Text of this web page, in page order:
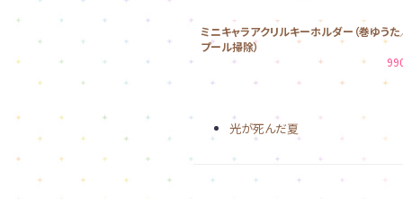
ミニキャラアクリルキーホルダー（巻ゆうた
プール掃除）
光が死んだ夏